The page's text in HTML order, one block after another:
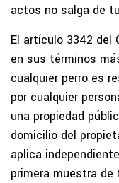
actos no salga de
El artículo 3342 del
en sus términos
cualquier perro es
por cualquier
una propiedad
domicilio del
aplica
primera muestra de